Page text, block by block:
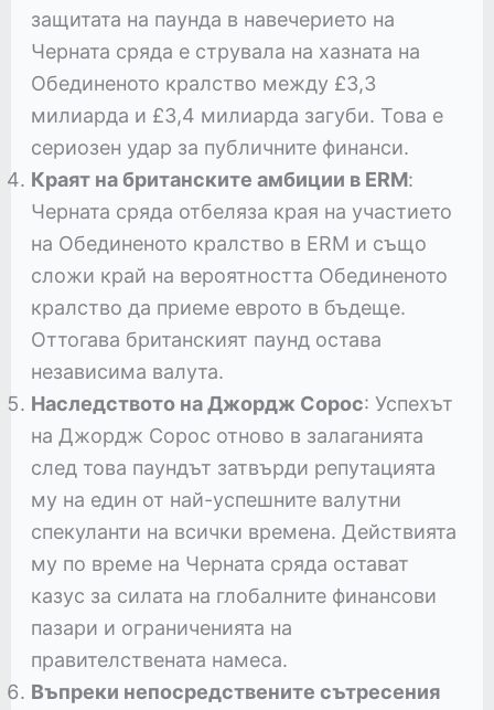
защитата на паунда в навечерието на
Черната сряда е струвала на хазната на
Обединеното кралство между £3,3
милиарда и £3,4 милиарда загуби. Това е
сериозен удар за публичните финанси.
Краят на британските амбиции в ERM:
Черната сряда отбеляза края на участието
на Обединеното кралство в ERM и също
сложи край на вероятността Обединеното
кралство да приеме еврото в бъдеще.
Оттогава британският паунд остава
независима валута.
Наследството на Джордж Сорос: Успехът
на Джордж Сорос отново в залаганията
след това паундът затвърди репутацията
му на един от най-успешните валутни
спекуланти на всички времена. Действията
му по време на Черната сряда остават
казус за силата на глобалните финансови
пазари и ограниченията на
правителствената намеса.
Въпреки непосредствените сътресения